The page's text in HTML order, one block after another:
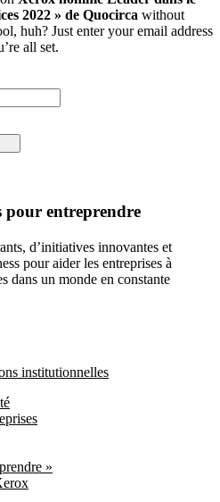
2022 » de Quocirca without
huh? Just enter your email address
all set.
pour entreprendre
d’initiatives innovantes et
pour aider les entreprises à
dans un monde en constante
institutionnelles
»